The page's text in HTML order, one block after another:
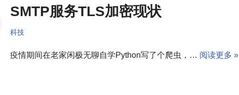
SMTP服务TLS加密现状
科技
疫情期间在老家闲极无聊自学Python写了个爬虫，… 阅读更多 »